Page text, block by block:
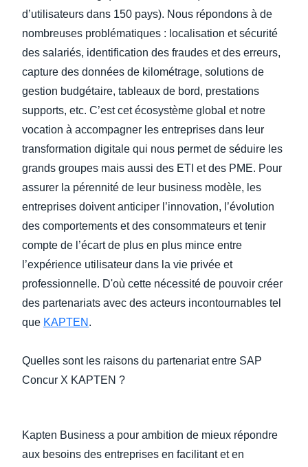
d’utilisateurs dans 150 pays). Nous répondons à de
nombreuses problématiques : localisation et sécurité
des salariés, identification des fraudes et des erreurs,
capture des données de kilométrage, solutions de
gestion budgétaire, tableaux de bord, prestations
supports, etc. C’est cet écosystème global et notre
vocation à accompagner les entreprises dans leur
transformation digitale qui nous permet de séduire les
grands groupes mais aussi des ETI et des PME. Pour
assurer la pérennité de leur business modèle, les
entreprises doivent anticiper l’innovation, l’évolution
des comportements et des consommateurs et tenir
compte de l’écart de plus en plus mince entre
l’expérience utilisateur dans la vie privée et
professionnelle. D'où cette nécessité de pouvoir créer
des partenariats avec des acteurs incontournables tel
que KAPTEN .
Quelles sont les raisons du partenariat entre SAP
Concur X KAPTEN ?
Kapten Business a pour ambition de mieux répondre
aux besoins des entreprises en facilitant et en